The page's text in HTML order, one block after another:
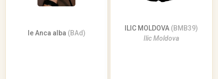
Ie Anca alba (BAd)
ILIC MOLDOVA (BMB39)
Ilic Moldova